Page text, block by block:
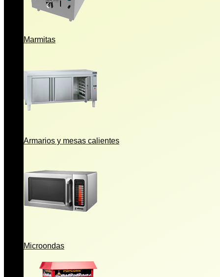
Marmitas
Armarios y mesas calientes
Microondas